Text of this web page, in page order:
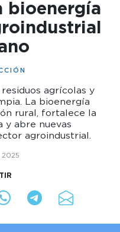
bioenergía
agrícolas y
La bioenergía
rural, fortalece la
y abre nuevas
agroindustrial.
2025